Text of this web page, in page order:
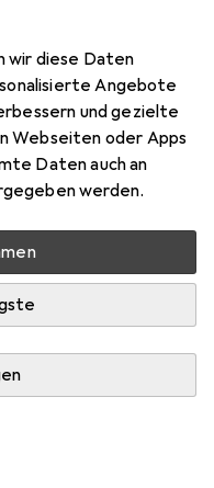
wir diese Daten
Angebote
und gezielte
Webseiten oder Apps
Daten auch an
werden.
von Larsen
geliefert
verfügbar